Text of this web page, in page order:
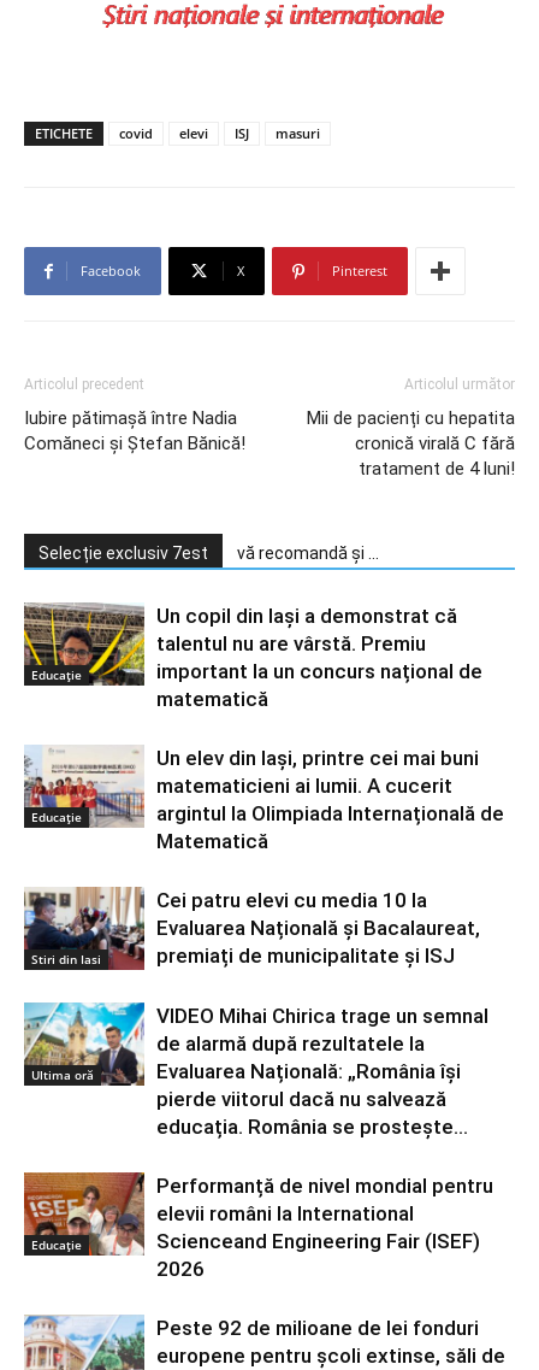
ETICHETE covid elevi ISJ masuri
Facebook X Pinterest
Articolul precedent
Iubire pătimașă între Nadia
Comăneci și Ștefan Bănică!
Articolul următor
Mii de pacienți cu hepatita
cronică virală C fără
tratament de 4 luni!
Selecție exclusiv 7est vă recomandă și ...
Educație
Un copil din Iași a demonstrat că
talentul nu are vârstă. Premiu
important la un concurs național de
matematică
Educație
Un elev din Iași, printre cei mai buni
matematicieni ai lumii. A cucerit
argintul la Olimpiada Internațională de
Matematică
Stiri din Iasi
Cei patru elevi cu media 10 la
Evaluarea Națională și Bacalaureat,
premiați de municipalitate și ISJ
Ultima oră
VIDEO Mihai Chirica trage un semnal
de alarmă după rezultatele la
Evaluarea Națională: „România își
pierde viitorul dacă nu salvează
educația. România se prostește...
Educație
Performanță de nivel mondial pentru
elevii români la International
Scienceand Engineering Fair (ISEF)
2026
Peste 92 de milioane de lei fonduri
europene pentru școli extinse, săli de